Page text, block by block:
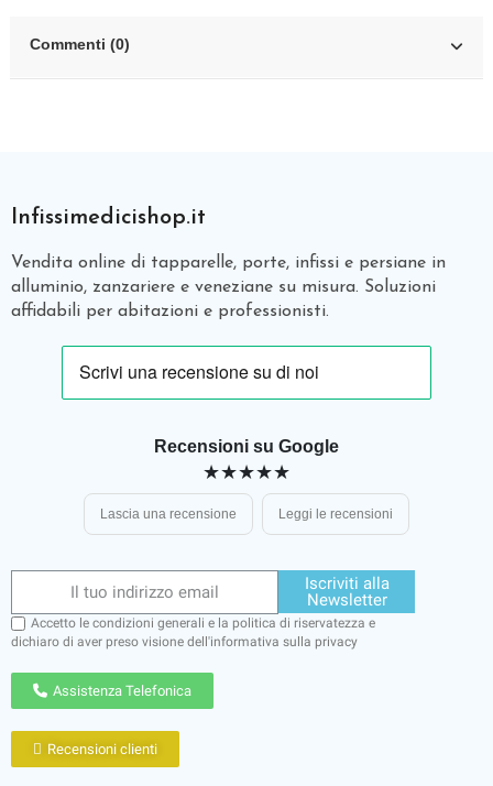
Commenti (0)
Infissimedicishop.it
Vendita online di tapparelle, porte, infissi e persiane in
alluminio, zanzariere e veneziane su misura. Soluzioni
affidabili per abitazioni e professionisti.
Recensioni su Google
★★★★★
Lascia una recensione Leggi le recensioni
Iscriviti alla
Newsletter
Accetto le condizioni generali e la politica di riservatezza e
dichiaro di aver preso visione dell'informativa sulla privacy
Assistenza Telefonica
Recensioni clienti